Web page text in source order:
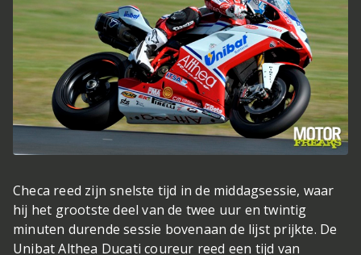
Checa reed zijn snelste tijd in de middagsessie, waar
hij het grootste deel van de twee uur en twintig
minuten durende sessie bovenaan de lijst prijkte. De
Unibat Althea Ducati coureur reed een tijd van